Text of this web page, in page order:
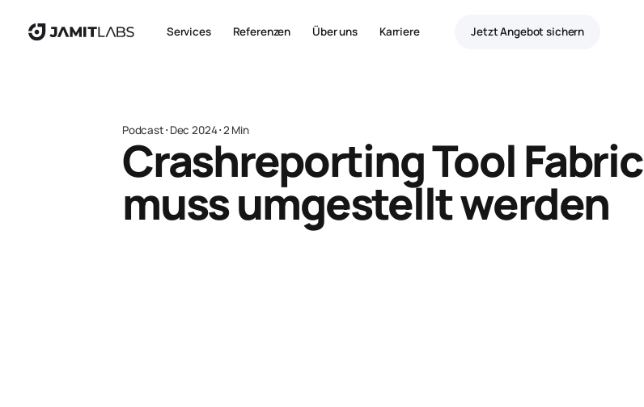
Services Referenzen Über uns Karriere Jetzt Angebot sichern
Podcast･Dec 2024･2 Min
Crashreporting Tool Fabric
muss umgestellt werden